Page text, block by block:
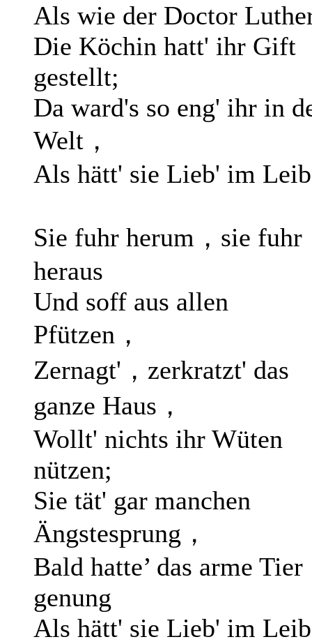
Als wie der Doctor
Die Köchin hatt' ihr Gift
gestellt;
Da ward's so eng' ihr in
Welt，
Als hätt' sie Lieb' im
Sie fuhr herum，sie fuhr
heraus
Und soff aus allen
Pfützen，
Zernagt'，zerkratzt' das
ganze Haus，
Wollt' nichts ihr Wüten
nützen;
Sie tät' gar manchen
Ängstesprung，
Bald hatte’ das arme Tier
genung
Als hätt' sie Lieb' im